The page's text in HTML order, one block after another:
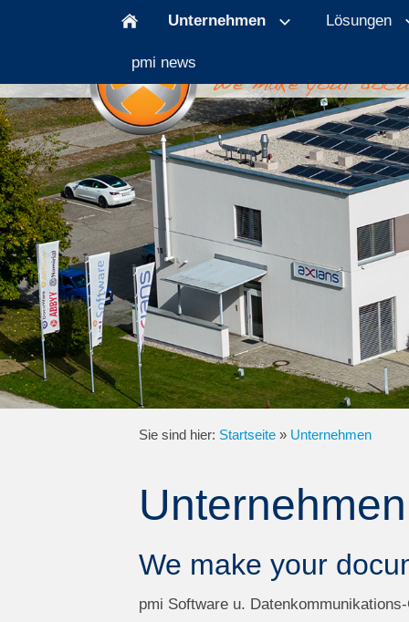
Unternehmen Lösungen
pmi news
Sie sind hier: Startseite » Unternehmen
We make your
pmi Software u.